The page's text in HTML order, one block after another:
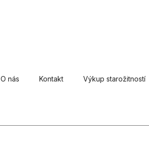
O nás Kontakt Výkup starožitností